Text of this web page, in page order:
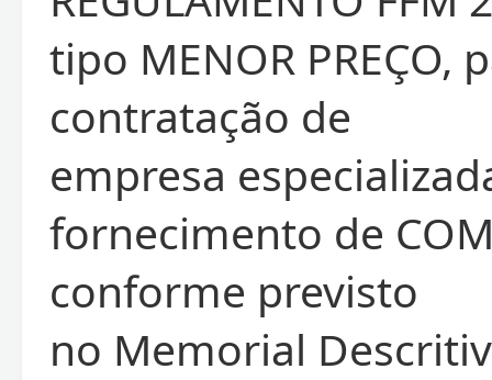
tipo MENOR PREÇO,
contratação de
empresa
fornecimento de
conforme previsto
no Memorial